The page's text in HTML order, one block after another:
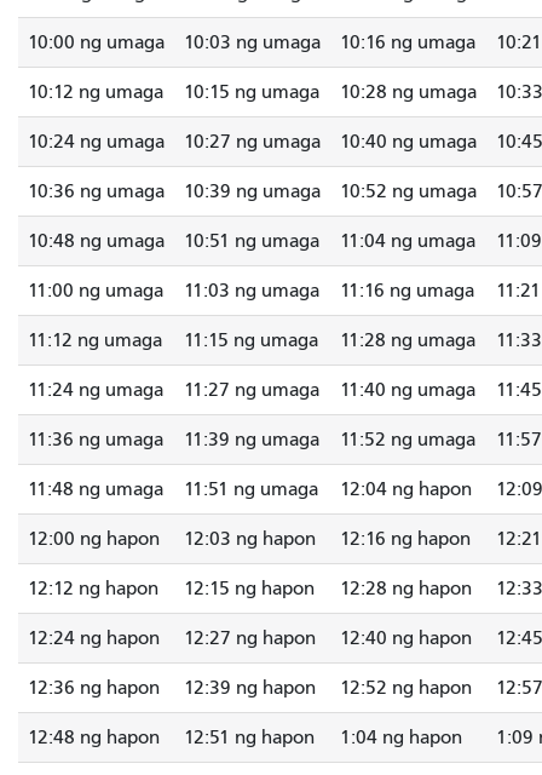
10:00 ng umaga 10:03 ng umaga 10:16 ng umaga
10:12 ng umaga 10:15 ng umaga 10:28 ng umaga
10:24 ng umaga 10:27 ng umaga 10:40 ng umaga
10:36 ng umaga 10:39 ng umaga 10:52 ng umaga
10:48 ng umaga 10:51 ng umaga 11:04 ng umaga
11:00 ng umaga 11:03 ng umaga 11:16 ng umaga
11:12 ng umaga 11:15 ng umaga 11:28 ng umaga
11:24 ng umaga 11:27 ng umaga 11:40 ng umaga
11:36 ng umaga 11:39 ng umaga 11:52 ng umaga
11:48 ng umaga 11:51 ng umaga 12:04 ng hapon
12:00 ng hapon 12:03 ng hapon 12:16 ng hapon
12:12 ng hapon 12:15 ng hapon 12:28 ng hapon
12:24 ng hapon 12:27 ng hapon 12:40 ng hapon
12:36 ng hapon 12:39 ng hapon 12:52 ng hapon
12:48 ng hapon 12:51 ng hapon 1:04 ng hapon 1:09